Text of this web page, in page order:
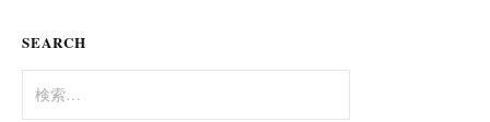
SEARCH
索: